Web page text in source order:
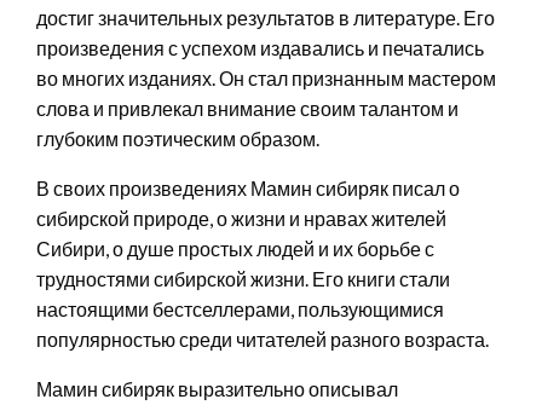
достиг значительных результатов в литературе. Его
произведения с успехом издавались и печатались
во многих изданиях. Он стал признанным мастером
слова и привлекал внимание своим талантом и
глубоким поэтическим образом.
В своих произведениях Мамин сибиряк писал о
сибирской природе, о жизни и нравах жителей
Сибири, о душе простых людей и их борьбе с
трудностями сибирской жизни. Его книги стали
настоящими бестселлерами, пользующимися
популярностью среди читателей разного возраста.
Мамин сибиряк выразительно описывал